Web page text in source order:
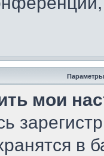
Параметры
мои
в